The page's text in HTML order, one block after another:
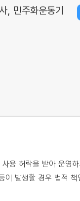
, 민주화운동기
용 허락을 받아 운영
이 발생할 경우 법적 책